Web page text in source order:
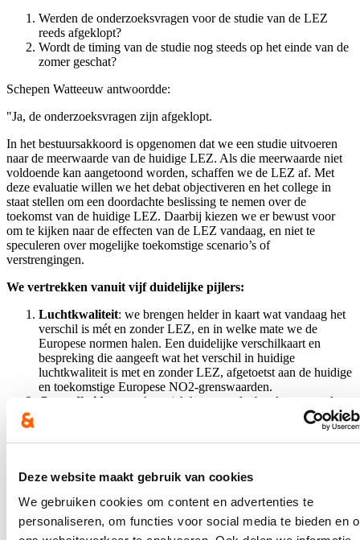
Deze website maakt gebruik van cookies
We gebruiken cookies om content en advertenties te
personaliseren, om functies voor social media te bieden en
Werden de onderzoeksvragen voor de studie van de LEZ
reeds afgeklopt?
Wordt de timing van de studie nog steeds op het einde van de
zomer geschat?
Schepen Watteeuw antwoordde:
"Ja, de onderzoeksvragen zijn afgeklopt.
In het bestuursakkoord is opgenomen dat we een studie uitvoeren
naar de meerwaarde van de huidige LEZ. Als die meerwaarde niet
voldoende kan aangetoond worden, schaffen we de LEZ af. Met
deze evaluatie willen we het debat objectiveren en het college in
staat stellen om een doordachte beslissing te nemen over de
toekomst van de huidige LEZ. Daarbij kiezen we er bewust voor
om te kijken naar de effecten van de LEZ vandaag, en niet te
speculeren over mogelijke toekomstige scenario’s of
verstrengingen.
We vertrekken vanuit vijf duidelijke pijlers:
Luchtkwaliteit: we brengen helder in kaart wat vandaag het
verschil is mét en zonder LEZ, en in welke mate we de
Europese normen halen. Een duidelijke verschilkaart en
bespreking die aangeeft wat het verschil in huidige
luchtkwaliteit is met en zonder LEZ, afgetoetst aan de huidige
en toekomstige Europese NO2-grenswaarden.
Gezondheid : we maken zichtbaar wat dat betekent voor de
gezondheid van onze inwoners en welke maatschappelijke
sector kan de impact van de LEZ op de gezondheid getoond
LEZ. De gezondheidseffecten worden uitgedrukt in aantal
gewonnen levensjaren en ev. (indien mogelijk) de kostprijs
per jaar.
Sociale impact:we analyseren wie de effecten draagt, met
bijzondere aandacht voor kwetsbare Gentenaars, zodat we dit